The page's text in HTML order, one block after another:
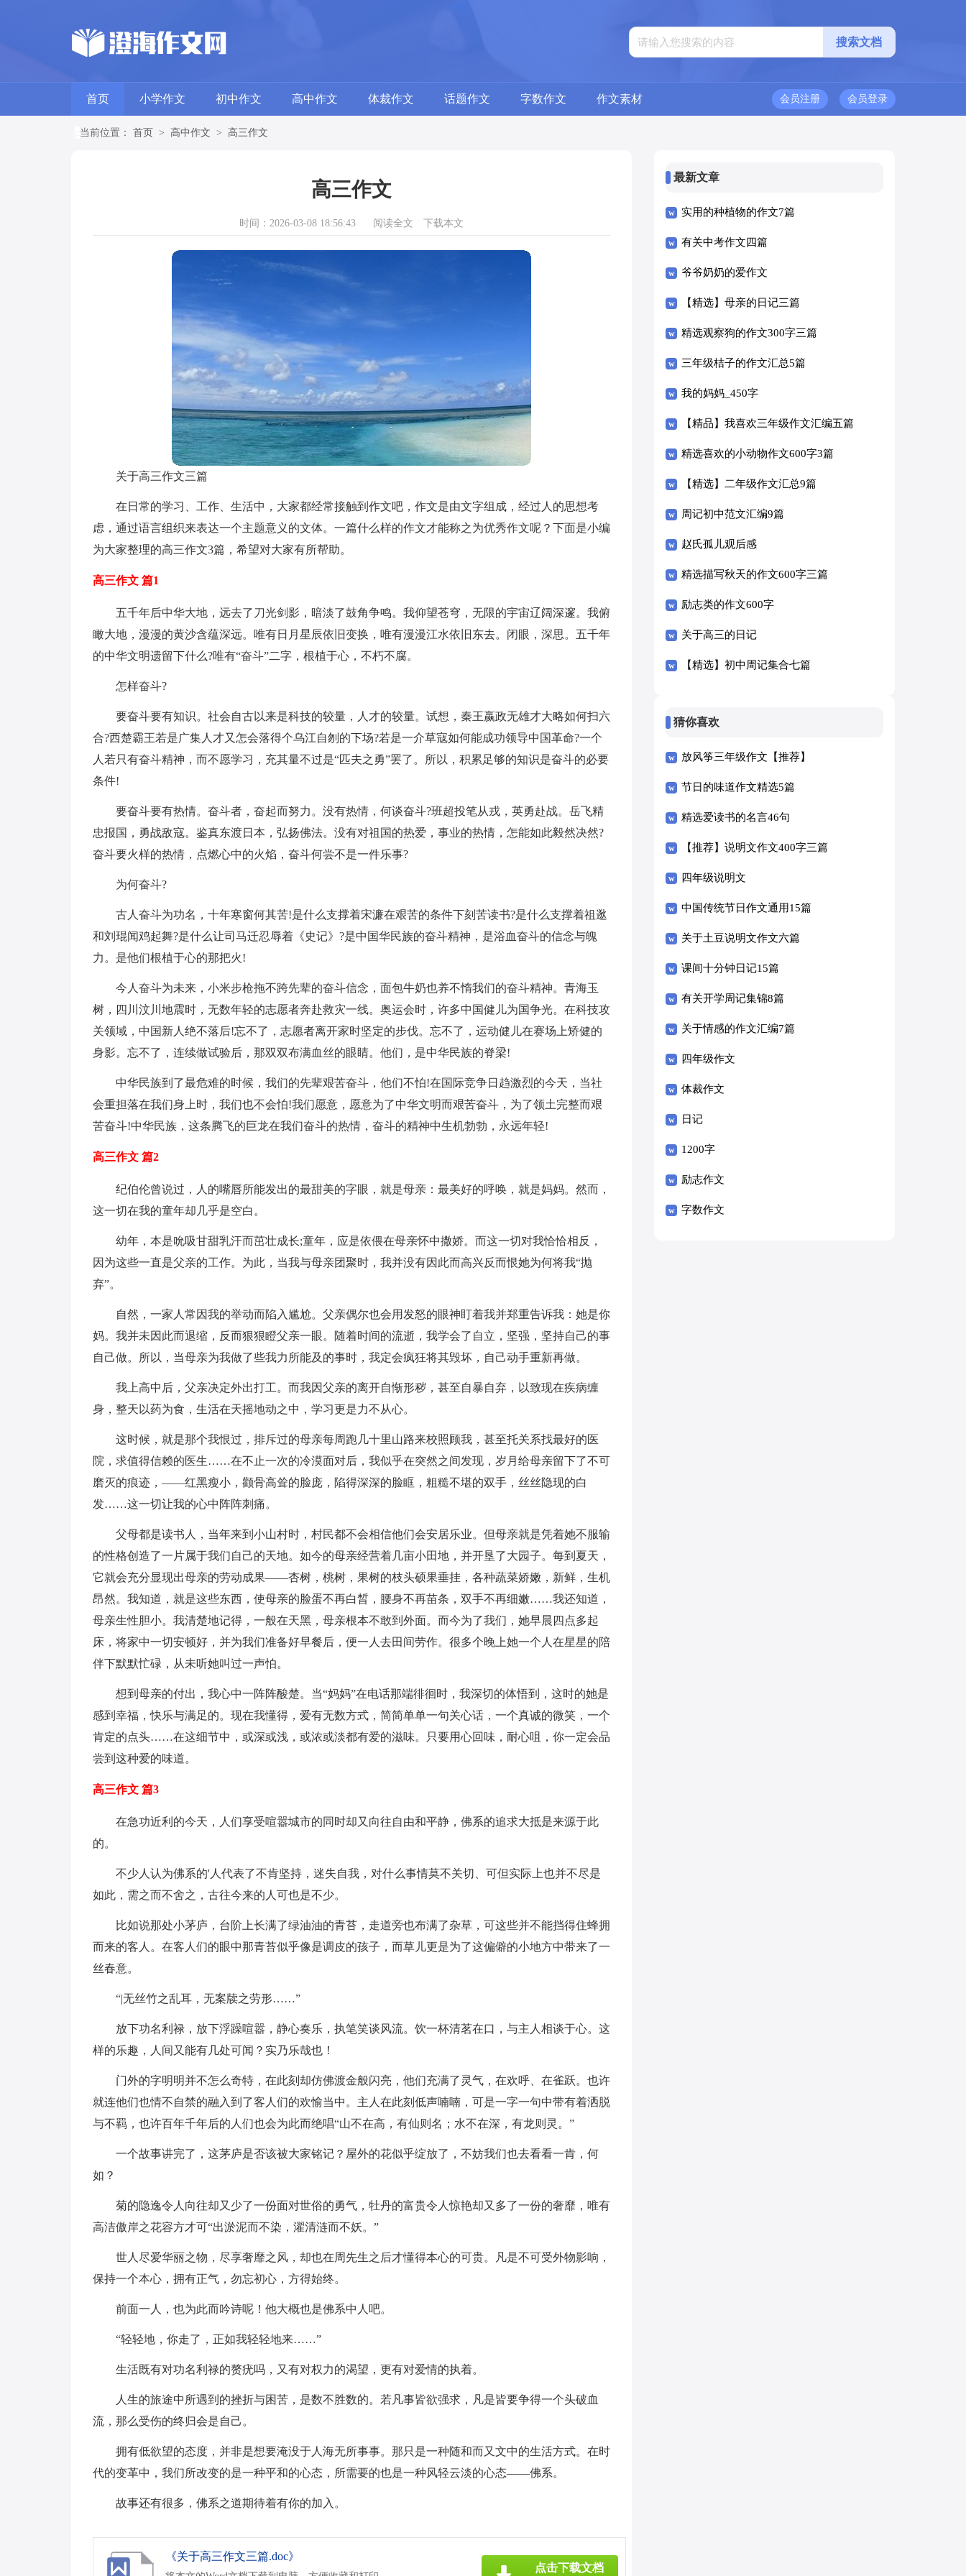
首页 小学作文 初中作文 高中作文 体裁作文 话题作文 字数作文 作文素材 会员登录
会员注册
当前位置： 首页 > 高中作文 > 高三作文
高三作文
时间：2026-03-08 18:56:43 阅读全文 下载本文
关于高三作文三篇
在日常的学习、工作、生活中，大家都经常接触到作文吧，作文是由文字组成，经过人的思想考
虑，通过语言组织来表达一个主题意义的文体。一篇什么样的作文才能称之为优秀作文呢？下面是小编
为大家整理的高三作文3篇，希望对大家有所帮助。
高三作文 篇1
五千年后中华大地，远去了刀光剑影，暗淡了鼓角争鸣。我仰望苍穹，无限的宇宙辽阔深邃。我俯
瞰大地，漫漫的黄沙含蕴深远。唯有日月星辰依旧变换，唯有漫漫江水依旧东去。闭眼，深思。五千年
的中华文明遗留下什么?唯有“奋斗”二字，根植于心，不朽不腐。
怎样奋斗?
要奋斗要有知识。社会自古以来是科技的较量，人才的较量。试想，秦王嬴政无雄才大略如何扫六
合?西楚霸王若是广集人才又怎会落得个乌江自刎的下场?若是一介草寇如何能成功领导中国革命?一个
人若只有奋斗精神，而不愿学习，充其量不过是“匹夫之勇”罢了。所以，积累足够的知识是奋斗的必要
条件!
要奋斗要有热情。奋斗者，奋起而努力。没有热情，何谈奋斗?班超投笔从戎，英勇赴战。岳飞精
忠报国，勇战敌寇。鉴真东渡日本，弘扬佛法。没有对祖国的热爱，事业的热情，怎能如此毅然决然?
奋斗要火样的热情，点燃心中的火焰，奋斗何尝不是一件乐事?
为何奋斗?
古人奋斗为功名，十年寒窗何其苦!是什么支撑着宋濂在艰苦的条件下刻苦读书?是什么支撑着祖逖
和刘琨闻鸡起舞?是什么让司马迁忍辱着《史记》?是中国华民族的奋斗精神，是浴血奋斗的信念与魄
力。是他们根植于心的那把火!
今人奋斗为未来，小米步枪拖不跨先辈的奋斗信念，面包牛奶也养不惰我们的奋斗精神。青海玉
树，四川汶川地震时，无数年轻的志愿者奔赴救灾一线。奥运会时，许多中国健儿为国争光。在科技攻
关领域，中国新人绝不落后!忘不了，志愿者离开家时坚定的步伐。忘不了，运动健儿在赛场上矫健的
身影。忘不了，连续做试验后，那双双布满血丝的眼睛。他们，是中华民族的脊梁!
中华民族到了最危难的时候，我们的先辈艰苦奋斗，他们不怕!在国际竞争日趋激烈的今天，当社
会重担落在我们身上时，我们也不会怕!我们愿意，愿意为了中华文明而艰苦奋斗，为了领土完整而艰
苦奋斗!中华民族，这条腾飞的巨龙在我们奋斗的热情，奋斗的精神中生机勃勃，永远年轻!
高三作文 篇2
纪伯伦曾说过，人的嘴唇所能发出的最甜美的字眼，就是母亲：最美好的呼唤，就是妈妈。然而，
这一切在我的童年却几乎是空白。
幼年，本是吮吸甘甜乳汗而茁壮成长;童年，应是依偎在母亲怀中撒娇。而这一切对我恰恰相反，
因为这些一直是父亲的工作。为此，当我与母亲团聚时，我并没有因此而高兴反而恨她为何将我“抛
弃”。
自然，一家人常因我的举动而陷入尴尬。父亲偶尔也会用发怒的眼神盯着我并郑重告诉我：她是你
妈。我并未因此而退缩，反而狠狠瞪父亲一眼。随着时间的流逝，我学会了自立，坚强，坚持自己的事
自己做。所以，当母亲为我做了些我力所能及的事时，我定会疯狂将其毁坏，自己动手重新再做。
我上高中后，父亲决定外出打工。而我因父亲的离开自惭形秽，甚至自暴自弃，以致现在疾病缠
身，整天以药为食，生活在天摇地动之中，学习更是力不从心。
这时候，就是那个我恨过，排斥过的母亲每周跑几十里山路来校照顾我，甚至托关系找最好的医
院，求值得信赖的医生……在不止一次的冷漠面对后，我似乎在突然之间发现，岁月给母亲留下了不可
磨灭的痕迹，——红黑瘦小，颧骨高耸的脸庞，陷得深深的脸眶，粗糙不堪的双手，丝丝隐现的白
发……这一切让我的心中阵阵刺痛。
父母都是读书人，当年来到小山村时，村民都不会相信他们会安居乐业。但母亲就是凭着她不服输
的性格创造了一片属于我们自己的天地。如今的母亲经营着几亩小田地，并开垦了大园子。每到夏天，
它就会充分显现出母亲的劳动成果——杏树，桃树，果树的枝头硕果垂挂，各种蔬菜娇嫩，新鲜，生机
昂然。我知道，就是这些东西，使母亲的脸蛋不再白晳，腰身不再苗条，双手不再细嫩……我还知道，
母亲生性胆小。我清楚地记得，一般在天黑，母亲根本不敢到外面。而今为了我们，她早晨四点多起
床，将家中一切安顿好，并为我们准备好早餐后，便一人去田间劳作。很多个晚上她一个人在星星的陪
伴下默默忙碌，从未听她叫过一声怕。
想到母亲的付出，我心中一阵阵酸楚。当“妈妈”在电话那端徘徊时，我深切的体悟到，这时的她是
感到幸福，快乐与满足的。现在我懂得，爱有无数方式，简简单单一句关心话，一个真诚的微笑，一个
肯定的点头……在这细节中，或深或浅，或浓或淡都有爱的滋味。只要用心回味，耐心咀，你一定会品
尝到这种爱的味道。
高三作文 篇3
在急功近利的今天，人们享受喧嚣城市的同时却又向往自由和平静，佛系的追求大抵是来源于此
的。
不少人认为佛系的'人代表了不肯坚持，迷失自我，对什么事情莫不关切、可但实际上也并不尽是
如此，需之而不舍之，古往今来的人可也是不少。
比如说那处小茅庐，台阶上长满了绿油油的青苔，走道旁也布满了杂草，可这些并不能挡得住蜂拥
而来的客人。在客人们的眼中那青苔似乎像是调皮的孩子，而草儿更是为了这偏僻的小地方中带来了一
丝春意。
“|无丝竹之乱耳，无案牍之劳形……”
放下功名利禄，放下浮躁喧嚣，静心奏乐，执笔笑谈风流。饮一杯清茗在口，与主人相谈于心。这
样的乐趣，人间又能有几处可闻？实乃乐哉也！
门外的字明明并不怎么奇特，在此刻却仿佛渡金般闪亮，他们充满了灵气，在欢呼、在雀跃。也许
就连他们也情不自禁的融入到了客人们的欢愉当中。主人在此刻低声喃喃，可是一字一句中带有着洒脱
与不羁，也许百年千年后的人们也会为此而绝唱“山不在高，有仙则名；水不在深，有龙则灵。”
一个故事讲完了，这茅庐是否该被大家铭记？屋外的花似乎绽放了，不妨我们也去看看一肯，何
如？
菊的隐逸令人向往却又少了一份面对世俗的勇气，牡丹的富贵令人惊艳却又多了一份的奢靡，唯有
高洁傲岸之花容方才可“出淤泥而不染，濯清涟而不妖。”
世人尽爱华丽之物，尽享奢靡之风，却也在周先生之后才懂得本心的可贵。凡是不可受外物影响，
保持一个本心，拥有正气，勿忘初心，方得始终。
前面一人，也为此而吟诗呢！他大概也是佛系中人吧。
“轻轻地，你走了，正如我轻轻地来……”
生活既有对功名利禄的赘疣吗，又有对权力的渴望，更有对爱情的执着。
人生的旅途中所遇到的挫折与困苦，是数不胜数的。若凡事皆欲强求，凡是皆要争得一个头破血
流，那么受伤的终归会是自己。
拥有低欲望的态度，并非是想要淹没于人海无所事事。那只是一种随和而又文中的生活方式。在时
代的变革中，我们所改变的是一种平和的心态，所需要的也是一种风轻云淡的心态——佛系。
故事还有很多，佛系之道期待着有你的加入。
《关于高三作文三篇.doc》
点击下载文档
最新文章
实用的种植物的作文7篇
有关中考作文四篇
爷爷奶奶的爱作文
【精选】母亲的日记三篇
精选观察狗的作文300字三篇
三年级桔子的作文汇总5篇
我的妈妈_450字
【精品】我喜欢三年级作文汇编五篇
精选喜欢的小动物作文600字3篇
【精选】二年级作文汇总9篇
周记初中范文汇编9篇
赵氏孤儿观后感
精选描写秋天的作文600字三篇
励志类的作文600字
关于高三的日记
【精选】初中周记集合七篇
猜你喜欢
放风筝三年级作文【推荐】
节日的味道作文精选5篇
精选爱读书的名言46句
【推荐】说明文作文400字三篇
四年级说明文
中国传统节日作文通用15篇
关于土豆说明文作文六篇
课间十分钟日记15篇
有关开学周记集锦8篇
关于情感的作文汇编7篇
四年级作文
体裁作文
日记
1200字
励志作文
字数作文